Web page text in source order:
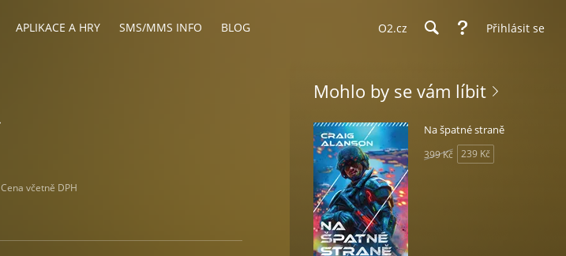
APLIKACE A HRY SMS/MMS INFO BLOG O2.cz Přihlásit se
Cena včetně DPH
Mohlo by se vám líbit
Na špatné straně
239 Kč
399 Kč